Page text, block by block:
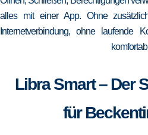
alles mit einer App. Ohne
Internetverbindung, ohne laufende
Libra Smart – Der
für